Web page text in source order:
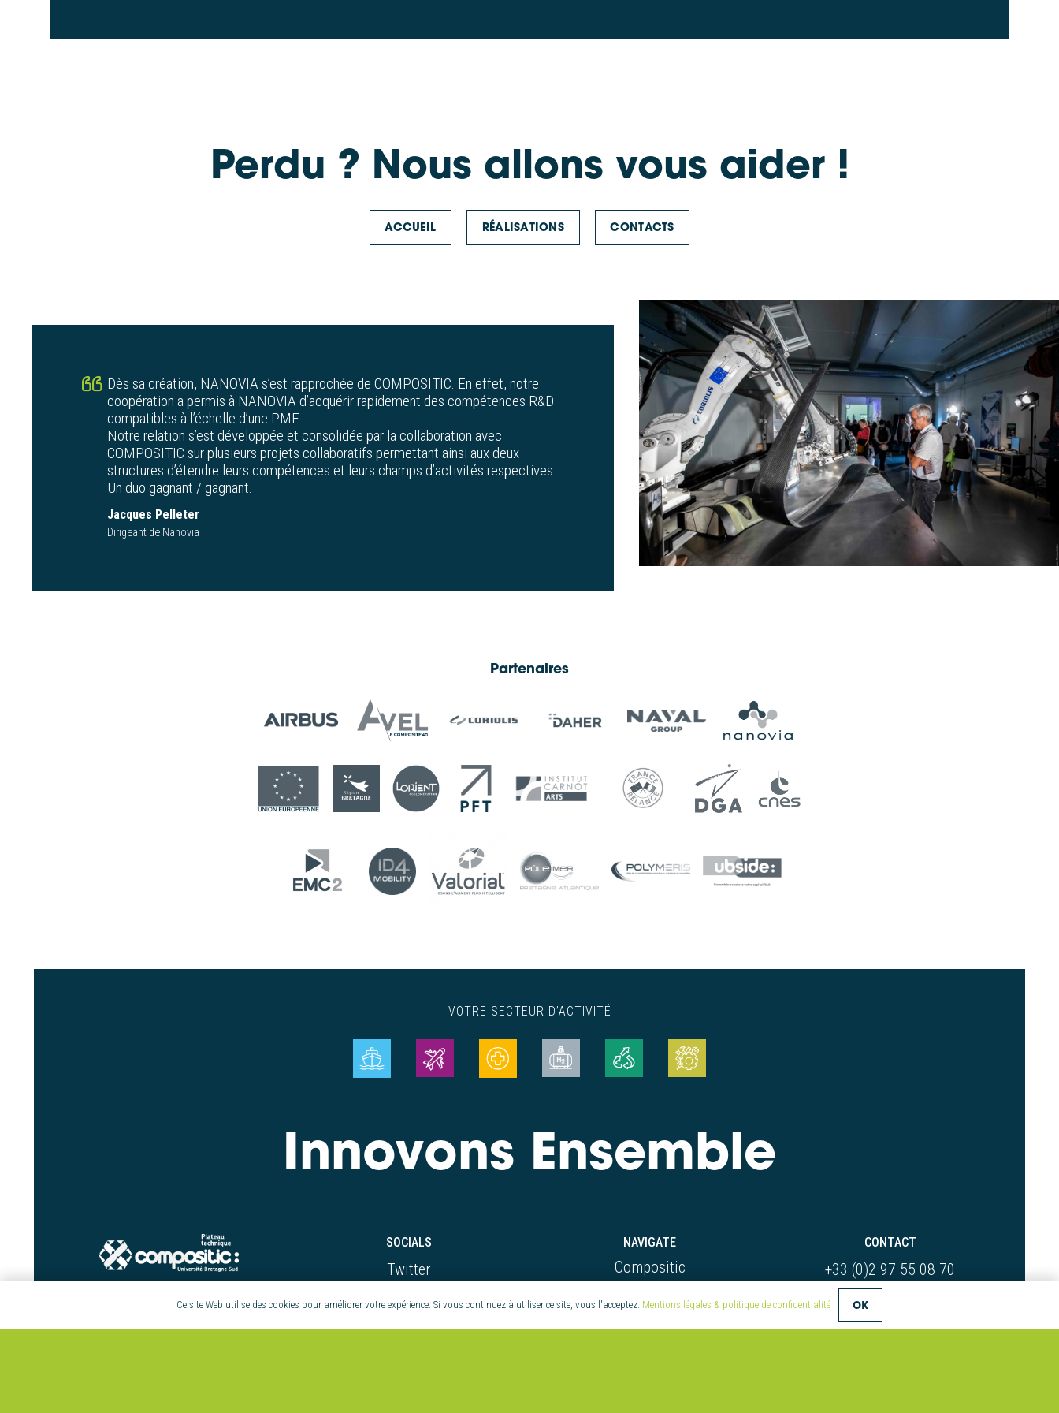
Perdu ? Nous allons vous aider !
ACCUEIL RÉALISATIONS CONTACTS
Dès sa création, NANOVIA s’est rapprochée de COMPOSITIC. En effet, notre
coopération a permis à NANOVIA d’acquérir rapidement des compétences R&D
compatibles à l’échelle d’une PME.
Notre relation s’est développée et consolidée par la collaboration avec
COMPOSITIC sur plusieurs projets collaboratifs permettant ainsi aux deux
structures d’étendre leurs compétences et leurs champs d’activités respectives.
Un duo gagnant / gagnant.
Jacques Pelleter
Dirigeant de Nanovia
Partenaires
VOTRE SECTEUR D’ACTIVITÉ
Innovons Ensemble
TÉLÉCHARGER LA BROCHURE
SOCIALS
Twitter
LinkedIn
NAVIGATE
Compositic
Réalisations
CONTACT
+33 (0)2 97 55 08 70
compositic@univ-ubs.fr
Parc Technologique de Soye
Ce site Web utilise des cookies pour améliorer votre expérience. Si vous continuez à utiliser ce site, vous l'acceptez. Mentions légales & politique de confidentialité OK